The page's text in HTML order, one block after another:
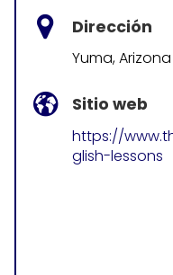
Dirección
Yuma, Arizona
Sitio web
https://
glish-lessons